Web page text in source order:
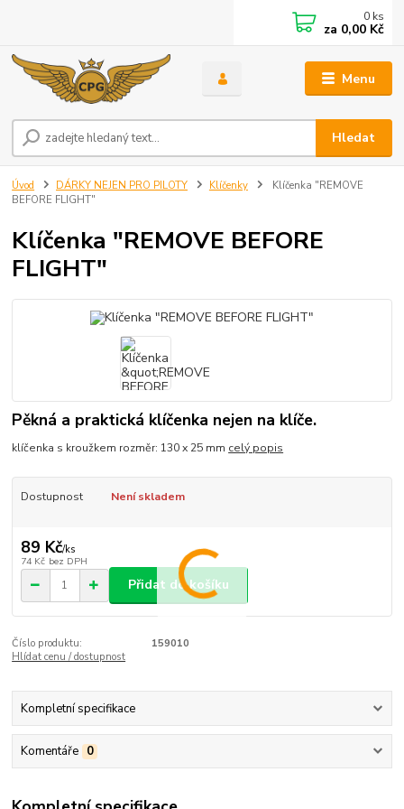
Menu
Hledat
0 ks
za 0,00 Kč
Úvod DÁRKY NEJEN PRO PILOTY Klíčenky
Klíčenka "REMOVE
BEFORE FLIGHT"
Klíčenka "REMOVE BEFORE
FLIGHT"
Pěkná a praktická klíčenka nejen na klíče.
klíčenka s kroužkem rozměr: 130 x 25 mm celý popis
Dostupnost Není skladem
89 Kč/ks
74 Kč bez DPH
Přidat do košíku
Číslo produktu:
159010
Hlídat cenu / dostupnost
Kompletní specifikace
Komentáře 0